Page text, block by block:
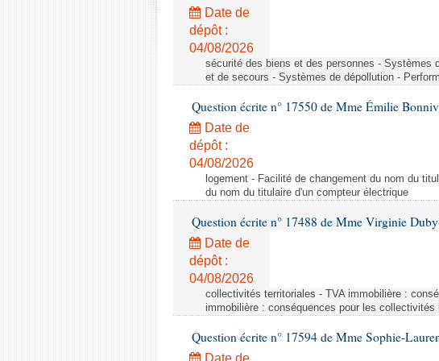
Date de
dépôt :
04/08/2026
sécurité des biens et des personnes - Systèmes
et de secours - Systèmes de dépollution -
Question écrite n° 17550 de Mme Émilie
Date de
dépôt :
04/08/2026
logement - Facilité de changement du nom du
du nom du titulaire d'un compteur électrique
Question écrite n° 17488 de Mme Virginie
Date de
dépôt :
04/08/2026
collectivités territoriales - TVA immobilière :
immobilière : conséquences pour les collectivités
Question écrite n° 17594 de Mme Sophie-
Date de